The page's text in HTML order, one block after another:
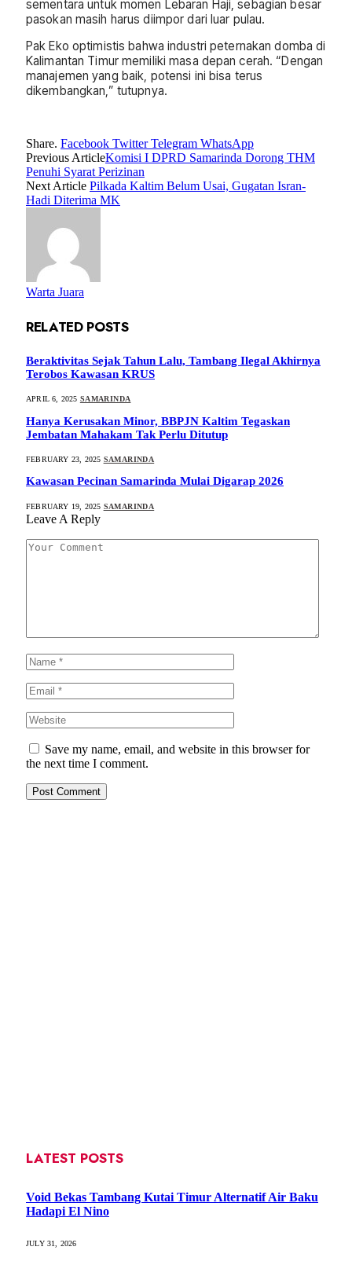
sementara untuk momen Lebaran Haji, sebagian besar
pasokan masih harus diimpor dari luar pulau.
Pak Eko optimistis bahwa industri peternakan domba di
Kalimantan Timur memiliki masa depan cerah. “Dengan
manajemen yang baik, potensi ini bisa terus
dikembangkan,” tutupnya.
Share. Facebook Twitter Telegram WhatsApp
Previous ArticleKomisi I DPRD Samarinda Dorong THM
Penuhi Syarat Perizinan
Next Article Pilkada Kaltim Belum Usai, Gugatan Isran-
Hadi Diterima MK
Warta Juara
RELATED POSTS
Beraktivitas Sejak Tahun Lalu, Tambang Ilegal Akhirnya
Terobos Kawasan KRUS
APRIL 6, 2025 SAMARINDA
Hanya Kerusakan Minor, BBPJN Kaltim Tegaskan
Jembatan Mahakam Tak Perlu Ditutup
FEBRUARY 23, 2025 SAMARINDA
Kawasan Pecinan Samarinda Mulai Digarap 2026
FEBRUARY 19, 2025 SAMARINDA
Leave A Reply
Save my name, email, and website in this browser for
the next time I comment.
LATEST POSTS
Void Bekas Tambang Kutai Timur Alternatif Air Baku
Hadapi El Nino
JULY 31, 2026